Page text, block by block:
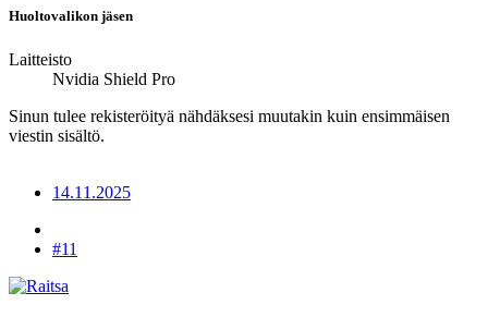
Huoltovalikon jäsen
Laitteisto
Nvidia Shield Pro
Sinun tulee rekisteröityä nähdäksesi muutakin kuin ensimmäisen
viestin sisältö.
14.11.2025
#11